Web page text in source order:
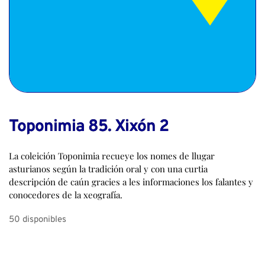
Toponimia 85. Xixón 2
La coleición Toponimia recueye los nomes de llugar
asturianos según la tradición oral y con una curtia
descripción de caún gracies a les informaciones los falantes y
conocedores de la xeografía.
50 disponibles